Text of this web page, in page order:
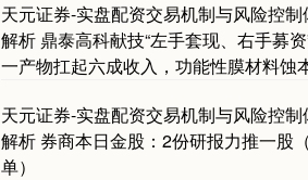
天元证券-实盘配资交易机制与风险控制
解析 鼎泰高科献技“左手套现、右手募
一产物扛起六成收入，功能性膜材料蚀
天元证券-实盘配资交易机制与风险控制
解析 券商本日金股：2份研报力推一股
单）